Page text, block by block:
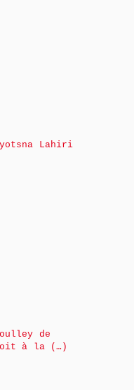
Lahiri
de
à la (…)